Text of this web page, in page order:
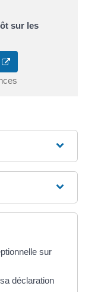
sur les
sur
déclaration